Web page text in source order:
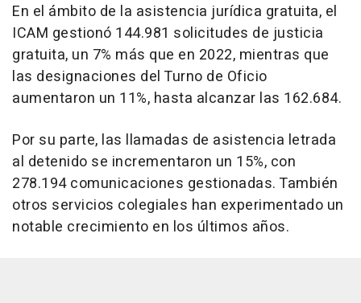
En el ámbito de la asistencia jurídica gratuita, el
ICAM gestionó 144.981 solicitudes de justicia
gratuita, un 7% más que en 2022, mientras que
las designaciones del Turno de Oficio
aumentaron un 11%, hasta alcanzar las 162.684.
Por su parte, las llamadas de asistencia letrada
al detenido se incrementaron un 15%, con
278.194 comunicaciones gestionadas. También
otros servicios colegiales han experimentado un
notable crecimiento en los últimos años.